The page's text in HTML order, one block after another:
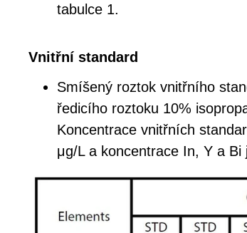
tabulce 1.
Vnitřní standard
Smíšený roztok vnitřního
ředicího roztoku 10%
Koncentrace vnitřních
μg/L a koncentrace In, Y a Bi